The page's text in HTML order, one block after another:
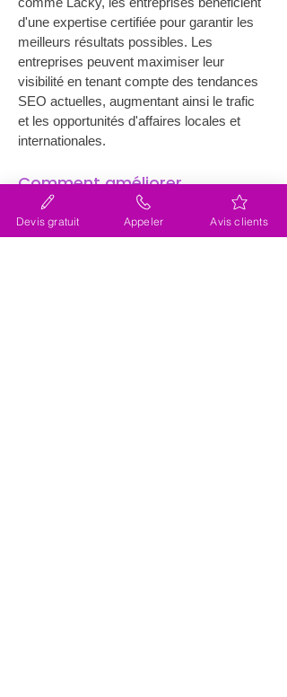
d'une expertise certifiée pour garantir les
meilleurs résultats possibles. Les
entreprises peuvent maximiser leur
visibilité en tenant compte des tendances
SEO actuelles, augmentant ainsi le trafic
et les opportunités d'affaires locales et
internationales.
Comment améliorer
l'expérience utilisateur avec
une refonte de site internet
Devis gratuit Appeler Avis clients